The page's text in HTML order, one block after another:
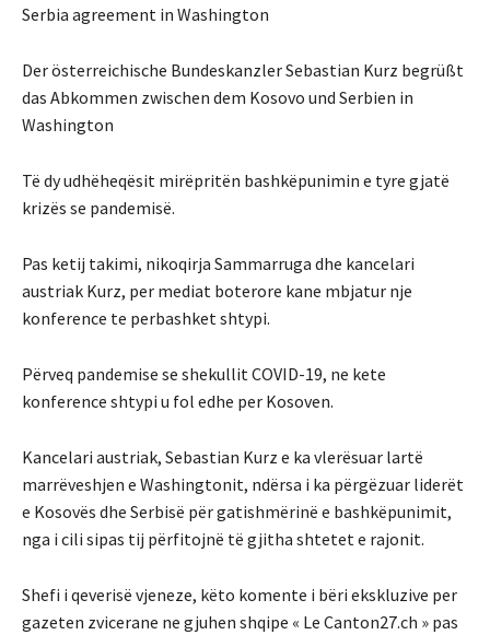
Serbia agreement in Washington
Der österreichische Bundeskanzler Sebastian Kurz begrüßt
das Abkommen zwischen dem Kosovo und Serbien in
Washington
Të dy udhëheqësit mirëpritën bashkëpunimin e tyre gjatë
krizës se pandemisë.
Pas ketij takimi, nikoqirja Sammarruga dhe kancelari
austriak Kurz, per mediat boterore kane mbjatur nje
konference te perbashket shtypi.
Përveq pandemise se shekullit COVID-19, ne kete
konference shtypi u fol edhe per Kosoven.
Kancelari austriak, Sebastian Kurz e ka vlerësuar lartë
marrëveshjen e Washingtonit, ndërsa i ka përgëzuar liderët
e Kosovës dhe Serbisë për gatishmërinë e bashkëpunimit,
nga i cili sipas tij përfitojnë të gjitha shtetet e rajonit.
Shefi i qeverisë vjeneze, këto komente i bëri ekskluzive per
gazeten zvicerane ne gjuhen shqipe « Le Canton27.ch » pas